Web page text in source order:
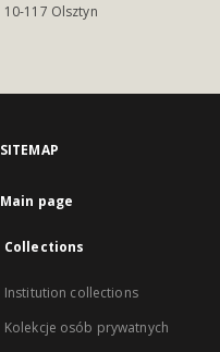
10-117 Olsztyn
SITEMAP
Main page
Collections
Institution collections
Kolekcje osób prywatnych